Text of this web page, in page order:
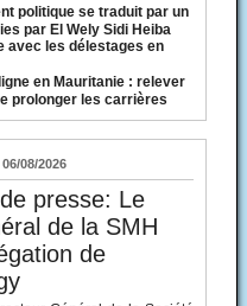
politique se traduit par un
par El Wely Sidi Heiba
avec les délestages en
en Mauritanie : relever
prolonger les carrières
06/08/2026
presse: Le
de la SMH
de